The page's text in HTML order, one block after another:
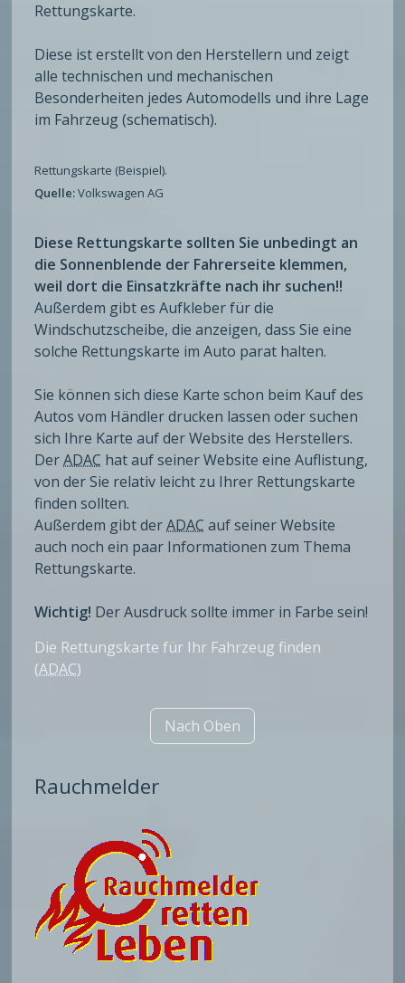
Rettungskarte.
Diese ist erstellt von den Herstellern und zeigt
alle technischen und mechanischen
Besonderheiten jedes Automodells und ihre Lage
im Fahrzeug (schematisch).
Rettungskarte (Beispiel).
Quelle:Volkswagen AG
Diese Rettungskarte sollten Sie unbedingt an
die Sonnenblende der Fahrerseite klemmen,
weil dort die Einsatzkräfte nach ihr suchen!!
Außerdem gibt es Aufkleber für die
Windschutzscheibe, die anzeigen, dass Sie eine
solche Rettungskarte im Auto parat halten.
Sie können sich diese Karte schon beim Kauf des
Autos vom Händler drucken lassen oder suchen
sich Ihre Karte auf der Website des Herstellers.
DerADAC hat auf seiner Website eine Auflistung,
von der Sie relativ leicht zu Ihrer Rettungskarte
finden sollten.
Außerdem gibt derADAC auf seiner Website
auch noch ein paar Informationen zum Thema
Rettungskarte.
Wichtig! Der Ausdruck sollte immer in Farbe sein!
Die Rettungskarte für Ihr Fahrzeug finden
(ADAC)
Nach Oben
Rauchmelder